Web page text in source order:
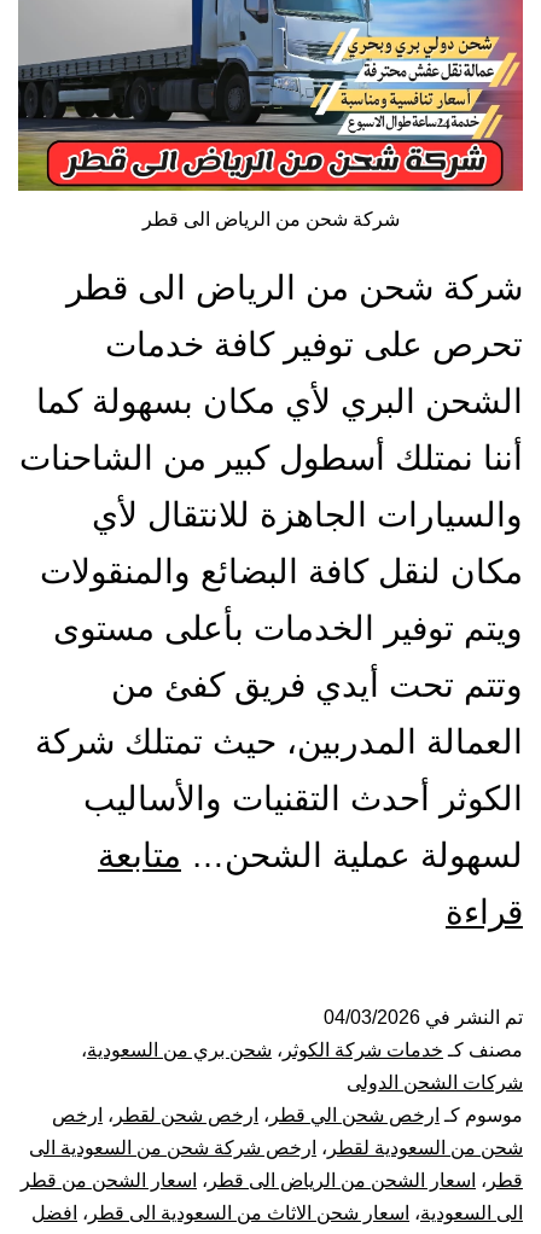
شركة شحن من الرياض الى قطر
شركة شحن من الرياض الى قطر
تحرص على توفير كافة خدمات
الشحن البري لأي مكان بسهولة كما
أننا نمتلك أسطول كبير من الشاحنات
والسيارات الجاهزة للانتقال لأي
مكان لنقل كافة البضائع والمنقولات
ويتم توفير الخدمات بأعلى مستوى
وتتم تحت أيدي فريق كفئ من
العمالة المدربين، حيث تمتلك شركة
الكوثر أحدث التقنيات والأساليب
لسهولة عملية الشحن… متابعة
قراءة
من
الرياض
الى
قطر
تم النشر في 04/03/2026
مصنف كـ خدمات شركة الكوثر ، شحن بري من السعودية،
شركات الشحن الدولى
موسوم كـ ارخص شحن الي قطر ، ارخص شحن لقطر ، ارخص
شحن من السعودية لقطر ، ارخص شركة شحن من السعودية الى
قطر ، اسعار الشحن من الرياض الى قطر ، اسعار الشحن من قطر
الى السعودية، اسعار شحن الاثاث من السعودية الى قطر ، افضل